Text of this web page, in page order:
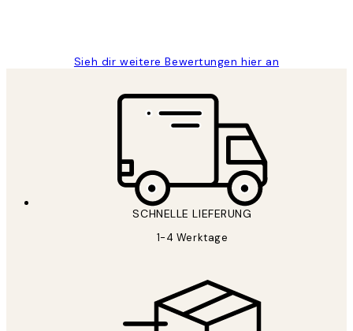
Sieh dir weitere Bewertungen hier an
SCHNELLE LIEFERUNG
1-4 Werktage